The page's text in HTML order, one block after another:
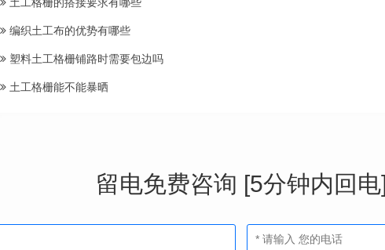
编织土工布的优势有哪些
塑料土工格栅铺路时需要包边吗
土工格栅能不能暴晒
留电免费咨询 [5分钟内回电]